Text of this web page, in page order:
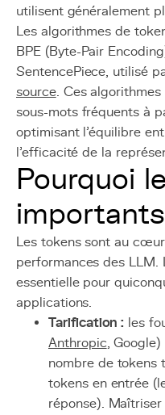
utilisent généralement
Les algorithmes de
BPE (Byte-Pair
SentencePiece, utilisé
source. Ces
sous-mots fréquents à
optimisant l'équilibre
l'efficacité de la
Pourquoi
importants
Les tokens sont au
performances des LLM.
essentielle pour
applications.
Tarification : les
Anthropic,
nombre de tokens
tokens en entrée
réponse).